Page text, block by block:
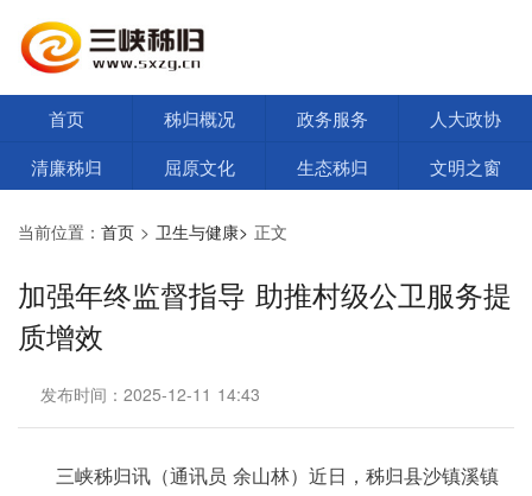
首页 秭归概况 政务服务
人大政协
清廉秭归
屈原文化 生态秭归 文明之窗
当前位置： 首页 > 卫生与健康> 正文
加强年终监督指导 助推村级公卫服务提
质增效
发布时间：2025-12-11 14:43
三峡秭归讯（通讯员 余山林）近日，秭归县沙镇溪镇